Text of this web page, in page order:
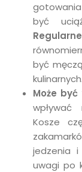
być
być
kulinarnych.
Może
Kosze
jedzenia
uwagi po